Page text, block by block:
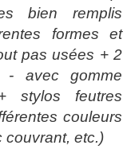
bien remplis
formes et
pas usées + 2
- avec gomme
stylos feutres
couleurs
couvrant, etc.)